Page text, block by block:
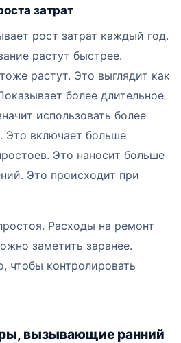
затрат
рост затрат каждый год.
растут быстрее.
растут. Это выглядит как
более длительное
использовать более
Это включает больше
Это наносит больше
Это происходит при
Расходы на ремонт
заметить заранее.
чтобы контролировать
вызывающие ранний